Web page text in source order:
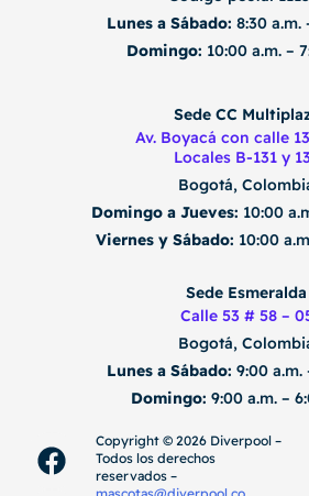
Lunes a Sábado: 8:30 a.m.
Domingo: 10:00 a.m. –
Sede CC
Av. Boyacá con calle
Locales B-131 y
Bogotá,
Domingo a Jueves: 10:00
Viernes y Sábado: 10:00
Sede Esmeralda
Calle 53 # 58 –
Bogotá,
Lunes a Sábado: 9:00 a.m.
Domingo: 9:00 a.m. –
F
a
I
n
T
i
Copyright ©️ 2026 Diverpool –
Todos los derechos
reservados –